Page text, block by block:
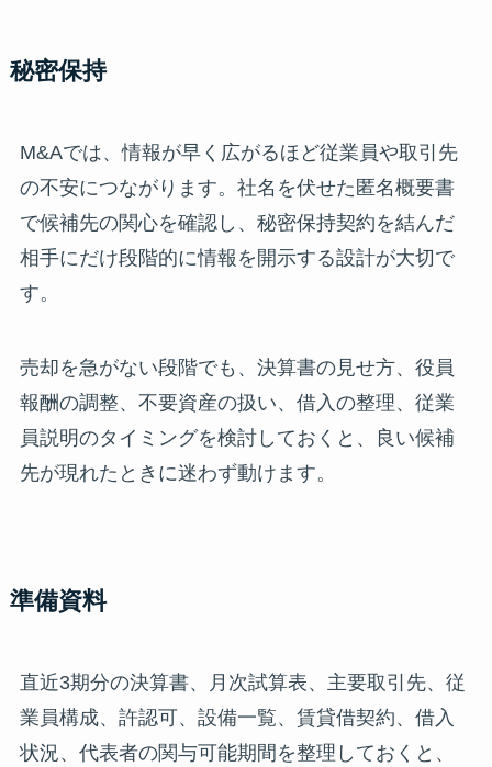
秘密保持
M&Aでは、情報が早く広がるほど従業員や取引先
の不安につながります。社名を伏せた匿名概要書
で候補先の関心を確認し、秘密保持契約を結んだ
相手にだけ段階的に情報を開示する設計が大切で
す。
売却を急がない段階でも、決算書の見せ方、役員
報酬の調整、不要資産の扱い、借入の整理、従業
員説明のタイミングを検討しておくと、良い候補
先が現れたときに迷わず動けます。
準備資料
直近3期分の決算書、月次試算表、主要取引先、従
業員構成、許認可、設備一覧、賃貸借契約、借入
状況、代表者の関与可能期間を整理しておくと、